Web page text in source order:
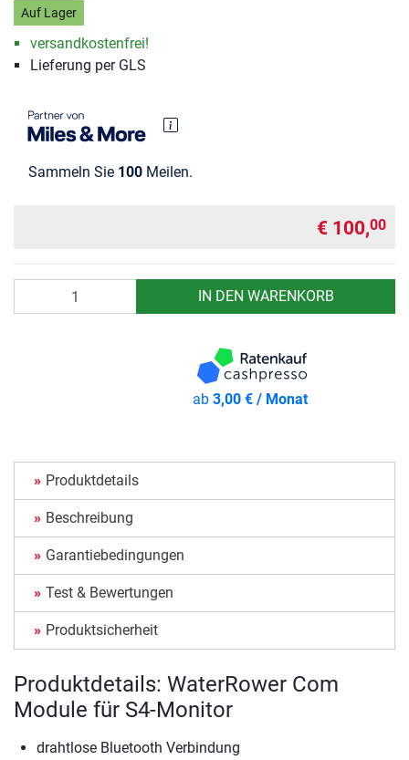
Auf Lager
versandkostenfrei!
Lieferung per GLS
Sammeln Sie 100 Meilen.
€ 100,00
IN DEN WARENKORB
ab3,00 € / Monat
Produktdetails
Beschreibung
Garantiebedingungen
Test & Bewertungen
Produktsicherheit
Produktdetails: WaterRower Com
Module für S4-Monitor
drahtlose Bluetooth Verbindung